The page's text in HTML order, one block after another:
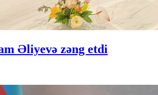
Əliyevə zəng etdi